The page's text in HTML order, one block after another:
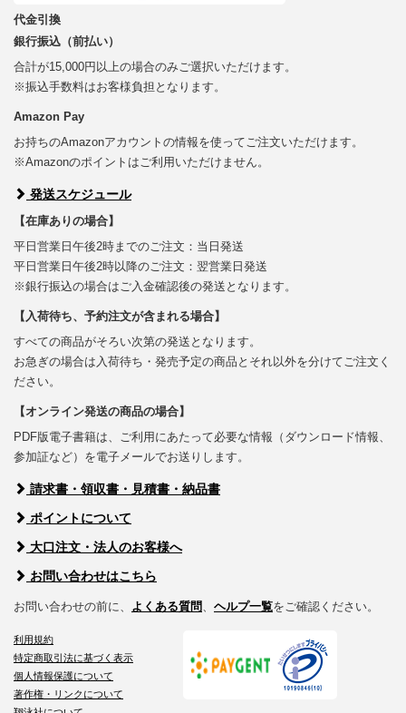
代金引換
銀行振込（前払い）
合計が15,000円以上の場合のみご選択いただけます。
※振込手数料はお客様負担となります。
Amazon Pay
お持ちのAmazonアカウントの情報を使ってご注文いただけます。
※Amazonのポイントはご利用いただけません。
発送スケジュール
【在庫ありの場合】
平日営業日午後2時までのご注文：当日発送
平日営業日午後2時以降のご注文：翌営業日発送
※銀行振込の場合はご入金確認後の発送となります。
【入荷待ち、予約注文が含まれる場合】
すべての商品がそろい次第の発送となります。
お急ぎの場合は入荷待ち・発売予定の商品とそれ以外を分けてご注文く
ださい。
【オンライン発送の商品の場合】
PDF版電子書籍は、ご利用にあたって必要な情報（ダウンロード情報、
参加証など）を電子メールでお送りします。
請求書・領収書・見積書・納品書
ポイントについて
大口注文・法人のお客様へ
お問い合わせはこちら
お問い合わせの前に、 よくある質問 ヘルプ一覧をご確認ください。
利用規約
特定商取引法に基づく表示
個人情報保護について
著作権・リンクについて